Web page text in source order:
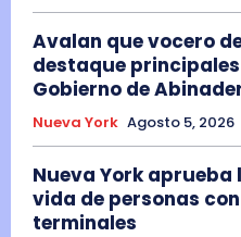
Avalan que vocero
destaque
Gobierno de
Nueva York Agosto 5, 2026
Nueva York
vida de personas
terminales